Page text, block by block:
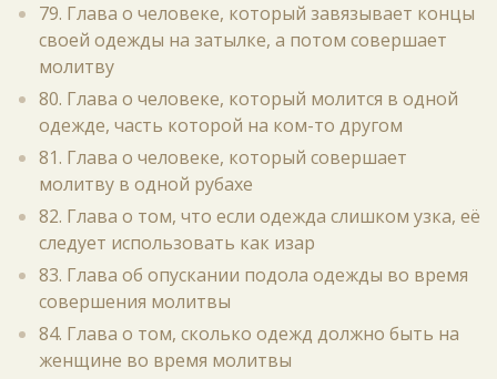
79. Глава о человеке, который завязывает концы
своей одежды на затылке, а потом совершает
молитву
80. Глава о человеке, который молится в одной
одежде, часть которой на ком-то другом
81. Глава о человеке, который совершает
молитву в одной рубахе
82. Глава о том, что если одежда слишком узка, её
следует использовать как изар
83. Глава об опускании подола одежды во время
совершения молитвы
84. Глава о том, сколько одежд должно быть на
женщине во время молитвы